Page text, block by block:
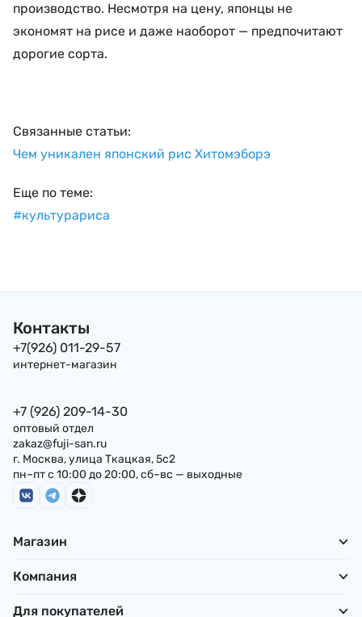
производство. Несмотря на цену, японцы не
экономят на рисе и даже наоборот — предпочитают
дорогие сорта.
Связанные статьи:
Чем уникален японский рис Хитомэборэ
Еще по теме:
#культурариса
Контакты
+7(926) 011-29-57
интернет-магазин
+7 (926) 209-14-30
оптовый отдел
zakaz@fuji-san.ru
г. Москва, улица Ткацкая, 5с2
пн–пт с 10:00 до 20:00, сб–вс — выходные
Магазин
Компания
Для покупателей